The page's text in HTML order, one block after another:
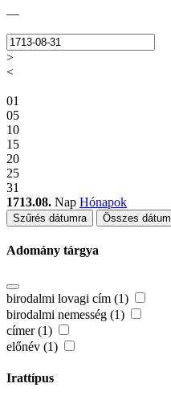
—
>
<
01
05
10
15
20
25
31
1713.08. Nap Hónapok
Szűrés dátumra Összes dátum
Adomány tárgya
birodalmi lovagi cím (1)
birodalmi nemesség (1)
címer (1)
előnév (1)
Irattípus